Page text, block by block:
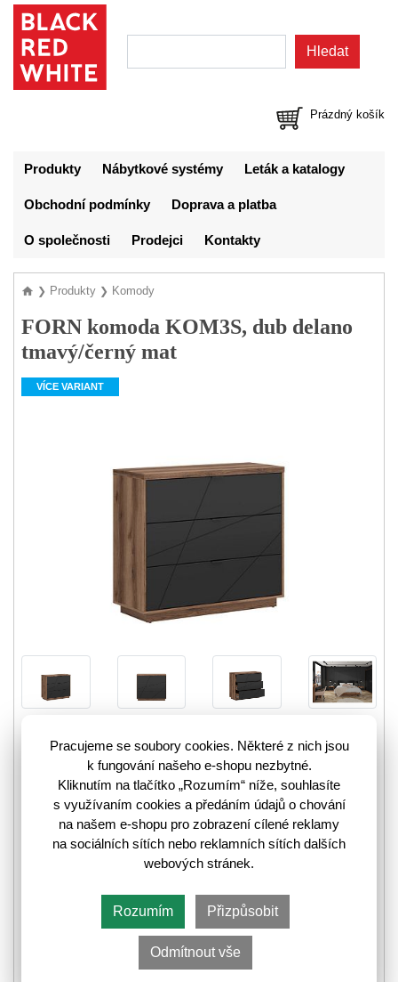
Prázdný košík
Produkty Nábytkové systémy Leták a katalogy
Obchodní podmínky Doprava a platba
O společnosti Prodejci Kontakty
❯ Produkty ❯ Komody
FORN komoda KOM3S, dub delano
tmavý/černý mat
VÍCE VARIANT
zákazníků. Proto máme v moderním pojetí vyrobeno mnoho
nábytkových prvků. Jedním z nich je také komoda…
K odeslání do 14 pracovních dnů
Informace k odeslání zboží
🛈8 243,-
Pracujeme se soubory cookies. Některé z nich jsou
k fungování našeho e-shopu nezbytné.
Kliknutím na tlačítko „Rozumím“ níže, souhlasíte
s využívaním cookies a předáním údajů o chování
na našem e-shopu pro zobrazení cílené reklamy
na sociálních sítích nebo reklamních sítích dalších
webových stránek.
Rozumím Přizpůsobit
Odmítnout vše